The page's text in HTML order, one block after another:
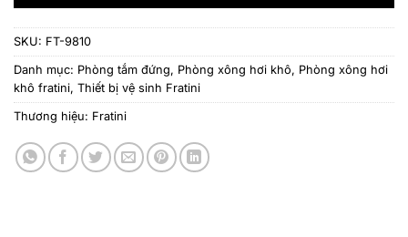
SKU: FT-9810
Danh mục: Phòng tắm đứng, Phòng xông hơi khô, Phòng xông hơi
khô fratini, Thiết bị vệ sinh Fratini
Thương hiệu: Fratini